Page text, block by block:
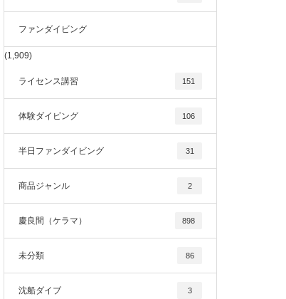
ファンダイビング
(1,909)
ライセンス講習 151
体験ダイビング 106
半日ファンダイビング 31
商品ジャンル 2
慶良間（ケラマ） 898
未分類 86
沈船ダイブ 3